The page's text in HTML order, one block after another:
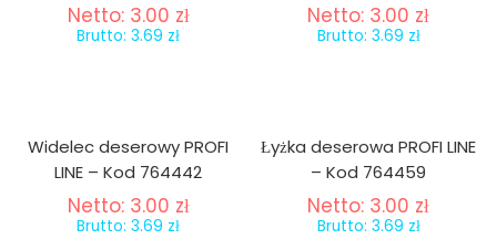
Netto: 3.00 zł
Brutto:3.69 zł
Netto: 3.00 zł
Brutto: 3.69 zł
Widelec deserowy PROFI
LINE – Kod 764442
Netto: 3.00 zł
Brutto:3.69 zł
Łyżka deserowa PROFI LINE
– Kod 764459
Netto: 3.00 zł
Brutto: 3.69 zł